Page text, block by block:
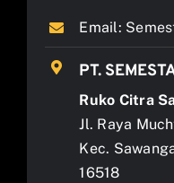
Email:
PT.
Ruko Citra
Jl. Raya
Kec.
16518